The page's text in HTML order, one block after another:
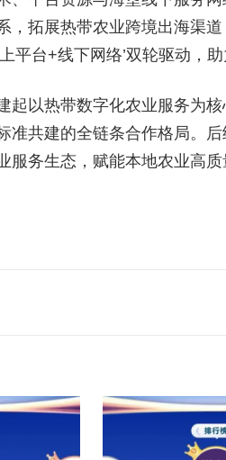
，拓展热带农业跨境出海渠
平台+线下网络’双轮驱动，
以热带数字化农业服务为核
准共建的全链条合作格局。
服务生态，赋能本地农业高